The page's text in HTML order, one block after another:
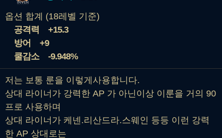
옵션 합계 (18레벨 기준)
공격력
+15.3
방어
+9
쿨감소
-9.948%
저는 보통 룬을 이렇게사용합니다.
상대 라이너가 강력한 AP 가 아닌이상 이룬을 거의 90
프로 사용하며
상대 라이너가 케넨.리산드라.스웨인 등등 이런 강력
한 AP 상대로는